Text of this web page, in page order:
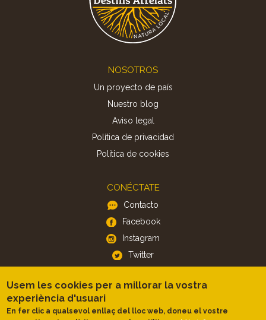
NOSOTROS
Un proyecto de país
Nuestro blog
Aviso legal
Política de privacidad
Politica de cookies
CONÉCTATE
Contacto
Facebook
Instagram
Twitter
APP
iOS
Usem les cookies per a millorar la vostra
experiència d'usuari
En fer clic a qualsevol enllaç del lloc web, doneu el vostre